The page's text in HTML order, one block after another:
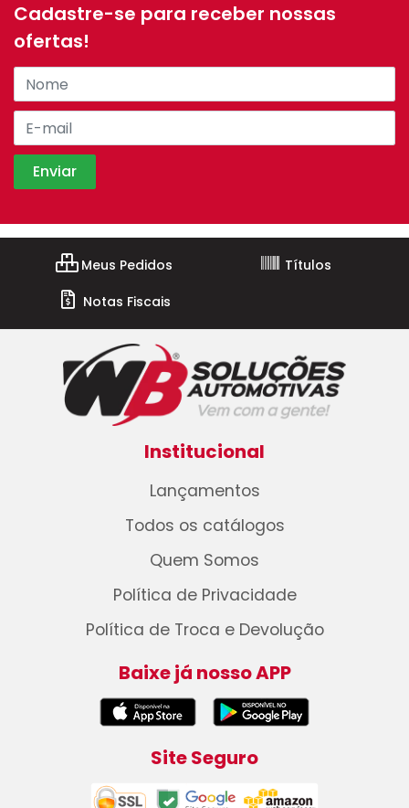
Cadastre-se para receber nossas
ofertas!
Meus Pedidos
Títulos
Notas Fiscais
Institucional
Lançamentos
Todos os catálogos
Quem Somos
Política de Privacidade
Política de Troca e Devolução
Baixe já nosso APP
Site Seguro